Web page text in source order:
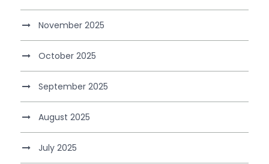
November 2025
October 2025
September 2025
August 2025
July 2025